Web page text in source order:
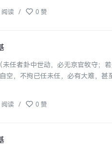
阅读 / 0 赞
未任者卦中世动，必无京官牧守；
空，不拘已任未任，必有大难，甚
阅读 / 0 赞